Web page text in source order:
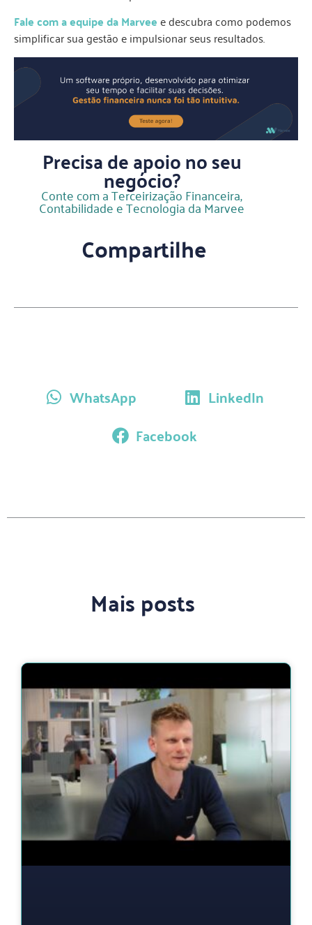
Fale com a equipe da Marveee descubra como podemos
simplificar sua gestão e impulsionar seus resultados.
Precisa de apoio no seu
negócio?
Conte com a Terceirização Financeira,
Contabilidade e Tecnologia da Marvee
Compartilhe
WhatsApp
LinkedIn
Facebook
Mais posts